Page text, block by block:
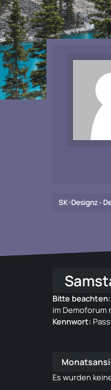
SK-Designz -
Bitte beachten:
im Demoforum
Kennwort:
Es wurden